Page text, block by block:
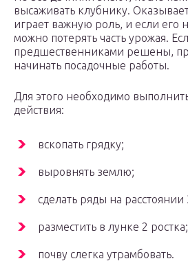
высаживать клубнику.
играет важную роль, и если его
можно потерять часть урожая.
предшественниками решены,
начинать посадочные работы.
Для этого необходимо
действия:
вскопать грядку;
выровнять землю;
сделать ряды на расстоянии
разместить в лунке 2 ростка;
почву слегка утрамбовать.